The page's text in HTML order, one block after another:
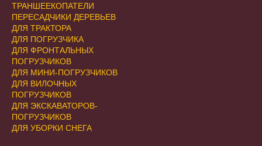
ТРАНШЕЕКОПАТЕЛИ
ПЕРЕСАДЧИКИ ДЕРЕВЬЕВ
ДЛЯ ТРАКТОРА
ДЛЯ ПОГРУЗЧИКА
ДЛЯ ФРОНТАЛЬНЫХ
ПОГРУЗЧИКОВ
ДЛЯ МИНИ-ПОГРУЗЧИКОВ
ДЛЯ ВИЛОЧНЫХ
ПОГРУЗЧИКОВ
ДЛЯ ЭКСКАВАТОРОВ-
ПОГРУЗЧИКОВ
ДЛЯ УБОРКИ СНЕГА